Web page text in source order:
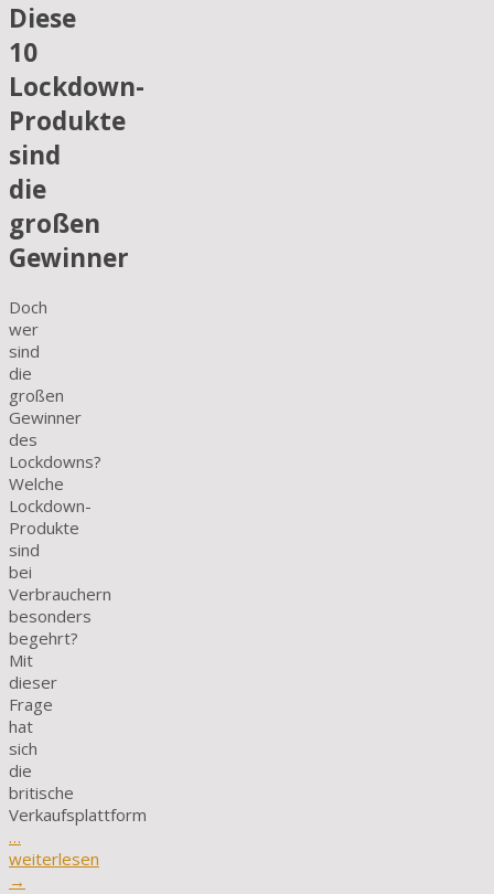
Diese
10
Lockdown-
Produkte
sind
die
großen
Gewinner
Doch
wer
sind
die
großen
Gewinner
des
Lockdowns?
Welche
Lockdown-
Produkte
sind
bei
Verbrauchern
besonders
begehrt?
Mit
dieser
Frage
hat
sich
die
britische
Verkaufsplattform
…
weiterlesen
→